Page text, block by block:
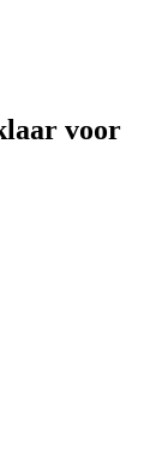
voor